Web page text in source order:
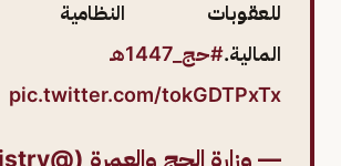
للعقوبات النظامية
المالية.#حج_1447هـ
pic.twitter.com/tokGDTPxTx
— وزارة الحج والعمرة (@HajMinistry)